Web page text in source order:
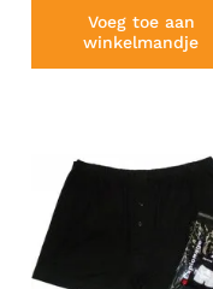
Voeg toe aan
winkelmandje